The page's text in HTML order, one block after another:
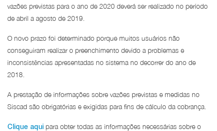
vazões previstas para o ano de 2020 deverá ser realizado no período
de abril a agosto de 2019.
O novo prazo foi determinado porque muitos usuários não
conseguiram realizar o preenchimento devido a problemas e
inconsistências apresentadas no sistema no decorrer do ano de
2018.
A prestação de informações sobre vazões previstas e medidas no
Siscad são obrigatórias e exigidas para fins de cálculo da cobrança.
Clique aqui para obter todas as informações necessárias sobre o